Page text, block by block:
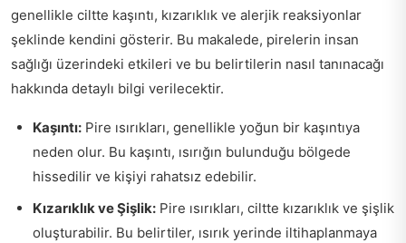
genellikle ciltte kaşıntı, kızarıklık ve alerjik reaksiyonlar
şeklinde kendini gösterir. Bu makalede, pirelerin insan
sağlığı üzerindeki etkileri ve bu belirtilerin nasıl tanınacağı
hakkında detaylı bilgi verilecektir.
Kaşıntı: Pire ısırıkları, genellikle yoğun bir kaşıntıya
neden olur. Bu kaşıntı, ısırığın bulunduğu bölgede
hissedilir ve kişiyi rahatsız edebilir.
Kızarıklık ve Şişlik: Pire ısırıkları, ciltte kızarıklık ve şişlik
oluşturabilir. Bu belirtiler, ısırık yerinde iltihaplanmaya